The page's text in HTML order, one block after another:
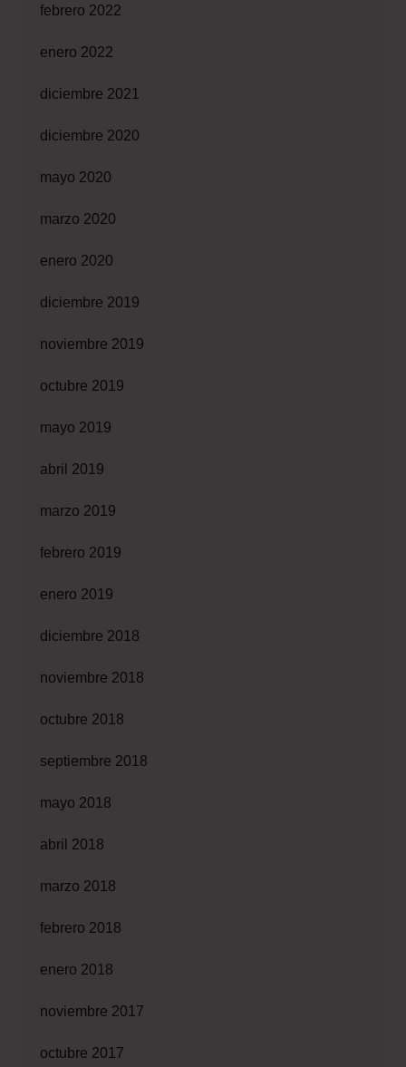
febrero 2022
enero 2022
diciembre 2021
diciembre 2020
mayo 2020
marzo 2020
enero 2020
diciembre 2019
noviembre 2019
octubre 2019
mayo 2019
abril 2019
marzo 2019
febrero 2019
enero 2019
diciembre 2018
noviembre 2018
octubre 2018
septiembre 2018
mayo 2018
abril 2018
marzo 2018
febrero 2018
enero 2018
noviembre 2017
octubre 2017